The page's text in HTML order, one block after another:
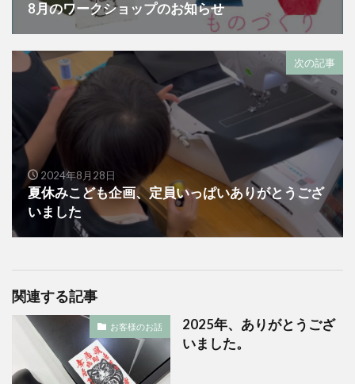
8月のワークショップのお知らせ
次の記事
2024年8月28日
夏休みこども企画、定員いっぱいありがとうござ
いました
関連する記事
お客様のお話
2025年、ありがとうござ
いました。